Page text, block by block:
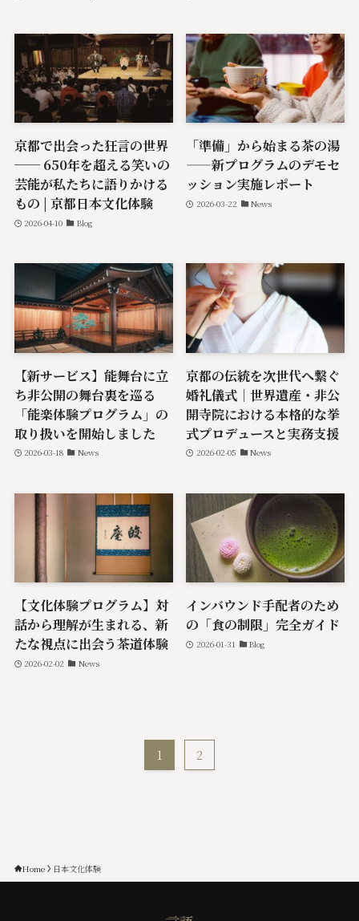
京都で出会った狂言の世界
── 650年を超える笑いの
芸能が私たちに語りかける
もの | 京都日本文化体験
2026-04-10 Blog
「準備」から始まる茶の湯
——新プログラムのデモセ
ッション実施レポート
2026-03-22 News
【新サービス】能舞台に立
ち非公開の舞台裏を巡る
「能楽体験プログラム」の
取り扱いを開始しました
2026-03-18 News
京都の伝統を次世代へ繋ぐ
婚礼儀式｜世界遺産・非公
開寺院における本格的な挙
式プロデュースと実務支援
2026-02-05 News
【文化体験プログラム】対
話から理解が生まれる、新
たな視点に出会う茶道体験
2026-02-02 News
インバウンド手配者のため
の「食の制限」完全ガイド
2026-01-31 Blog
1 2
Home 日本文化体験